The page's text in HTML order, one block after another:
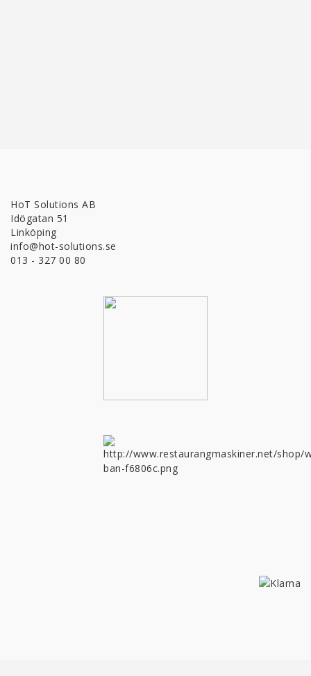
HoT Solutions AB
Idögatan 51
Linköping
info@hot-solutions.se
013 - 327 00 80